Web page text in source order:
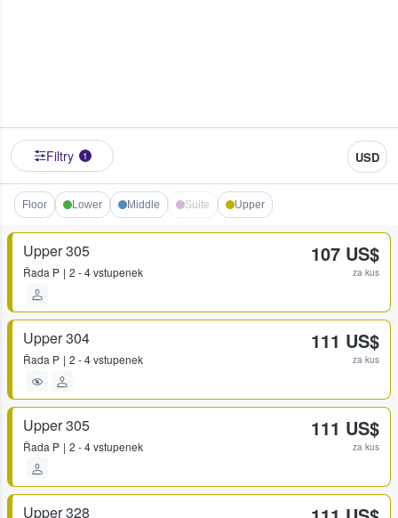
Filtry 1 USD
Floor Lower Middle Suite Upper
Upper 305
Řada P 2 - 4 vstupenek
107 US$
za kus
Upper 304
Řada P 2 - 4 vstupenek
111 US$
za kus
Upper 305
Řada P 2 - 4 vstupenek
111 US$
za kus
Upper 328